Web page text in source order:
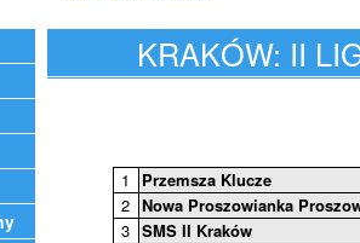
KRAKÓW: II
1
Przemsza Klucze
2 Nowa Proszowianka
3 SMS II Kraków